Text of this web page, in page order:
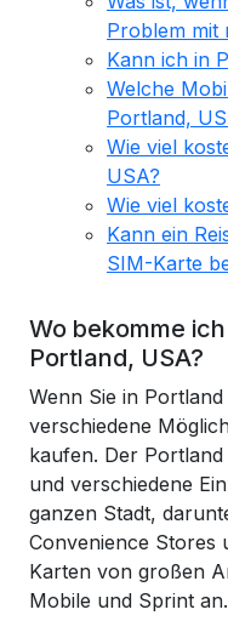
Problem mit
Kann ich in
Welche
Portland,
Wie viel
USA?
Wie viel
Kann ein
SIM-Karte
Wo bekomme
Portland, USA?
Wenn Sie in
verschiedene
kaufen. Der
und verschiedene
ganzen Stadt,
Convenience Stores
Karten von großen
Mobile und Sprint an.